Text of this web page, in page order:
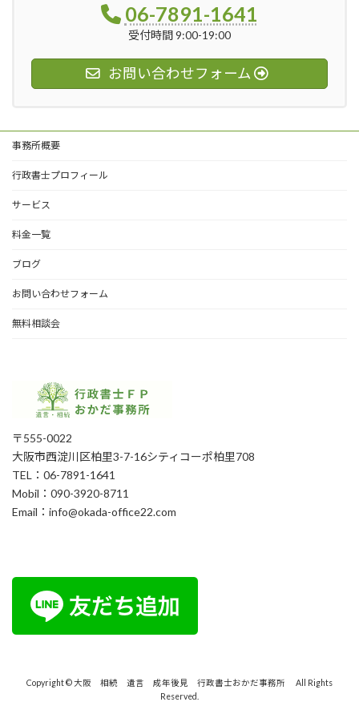
06-7891-1641
受付時間 9:00-19:00
お問い合わせフォーム
事務所概要
行政書士プロフィール
サービス
料金一覧
ブログ
お問い合わせフォーム
無料相談会
〒555-0022
大阪市西淀川区柏里3-7-16シティコーポ柏里708
TEL：06-7891-1641
Mobil：090-3920-8711
Email：info@okada-office22.com
Copyright © 大阪 相続 遺言 成年後見 行政書士おかだ事務所 All Rights
Reserved.